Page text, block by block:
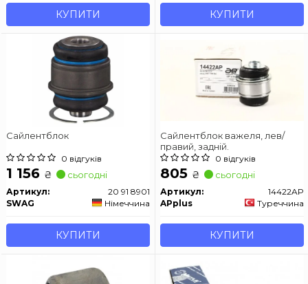
КУПИТИ КУПИТИ
Сайлентблок
0 відгуків
1 156 ₴ сьогодні
Артикул:
20 91 8901
SWAG
Німеччина
КУПИТИ
Сайлентблок важеля, лев/
правий, задній.
0 відгуків
805 ₴ сьогодні
Артикул:
14422AP
APplus
Туреччина
КУПИТИ